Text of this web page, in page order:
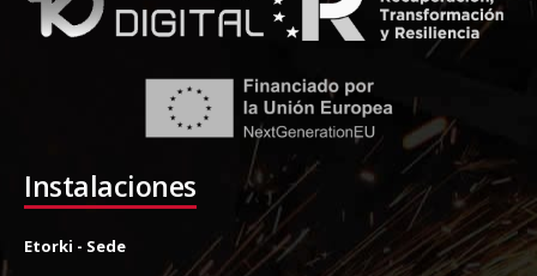
Instalaciones
Etorki - Sede